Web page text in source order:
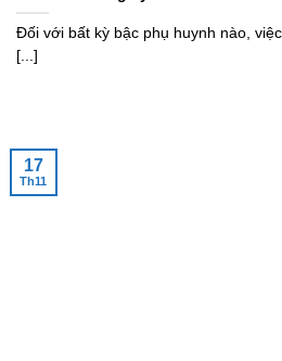
Đối với bất kỳ bậc phụ huynh nào,
[...]
17
Th11